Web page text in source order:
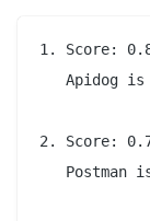
1. Score:
Apidog is
2. Score:
Postman